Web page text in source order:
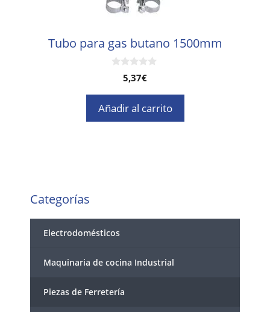
Tubo para gas butano 1500mm
5,37€
Añadir al carrito
Categorías
Electrodomésticos
Maquinaria de cocina Industrial
Piezas de Ferretería